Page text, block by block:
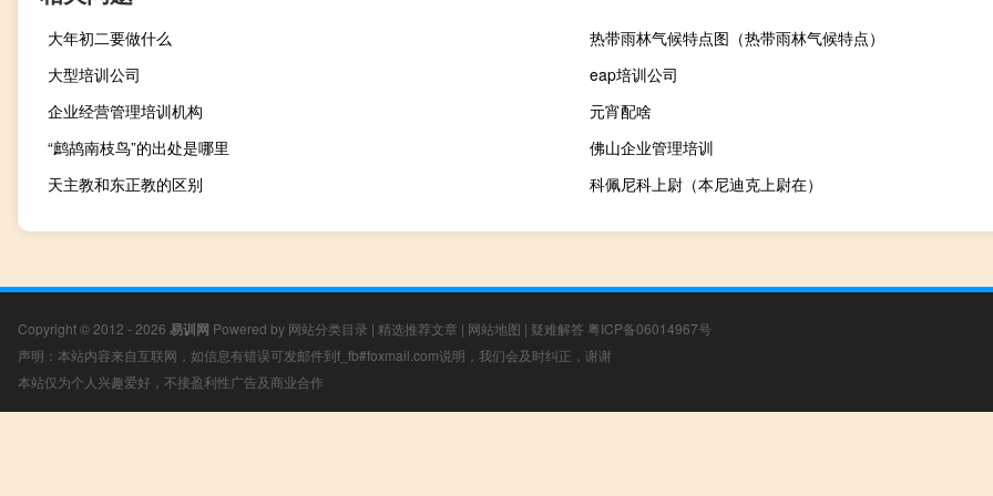
大年初二要做什么
热带雨林气候特点图（热带雨林气候特点）
大型培训公司
eap培训公司
企业经营管理培训机构
元宵配啥
“鹧鸪南枝鸟”的出处是哪里
佛山企业管理培训
天主教和东正教的区别
科佩尼科上尉（本尼迪克上尉在）
Copyright © 2012 - 2026 易训网 Powered by 网站分类目录 | 精选推荐文章 | 网站地图 | 疑难解答 粤ICP备06014967号
声明：本站内容来自互联网，如信息有错误可发邮件到f_fb#foxmail.com说明，我们会及时纠正，谢谢
本站仅为个人兴趣爱好，不接盈利性广告及商业合作